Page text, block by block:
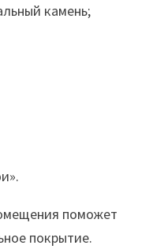
камень;
поможет
покрытие.